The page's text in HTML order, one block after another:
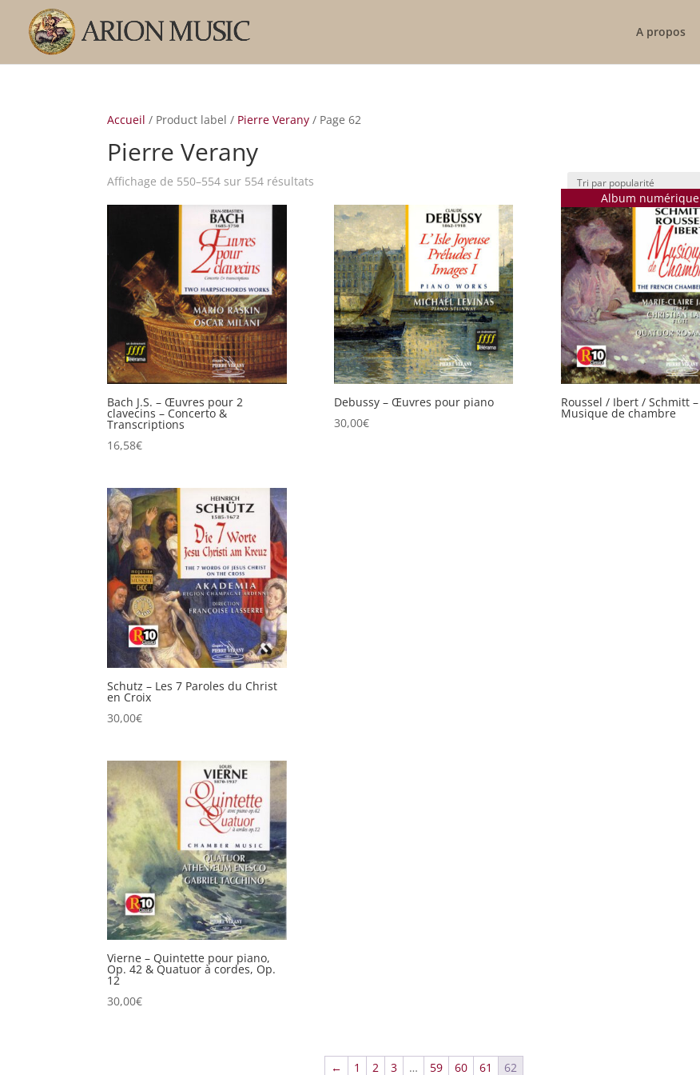
A propos
Accueil / Product label / Pierre Verany / Page 62
Pierre Verany
Affichage de 550–554 sur 554 résultats
popularité
Bach J.S. – Œuvres pour 2
clavecins – Concerto &
Transcriptions
16,58€
Debussy – Œuvres pour piano
30,00€
Album numérique
Roussel / Ibert / Schmitt –
Musique de chambre
Schutz – Les 7 Paroles du Christ
en Croix
30,00€
Vierne – Quintette pour piano,
Op. 42 & Quatuor à cordes, Op.
12
30,00€
← 1 2 3 … 59 60 61 62